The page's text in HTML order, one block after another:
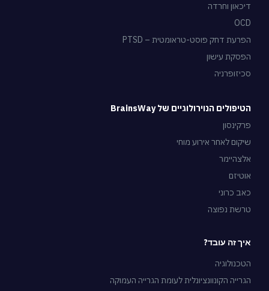
דיכאון וחרדה
OCD
הפרעת דחק פוסט-טראומטית – PTSD
הפסקת עישון
סכיזופרניה
הטיפולים הנוירולוגיים של BrainsWay
פרקינסון
שיקום לאחר אירוע מוחי
אלצהיימר
אוטיזם
כאב כרוני
טרשת נפוצה
איך זה עובד?
הטכנולוגיה
הגרייה הקונוונציונלית לעומת הגרייה העמוקה